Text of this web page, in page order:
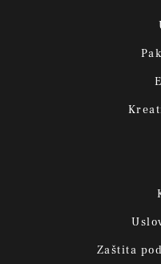
Zaštita